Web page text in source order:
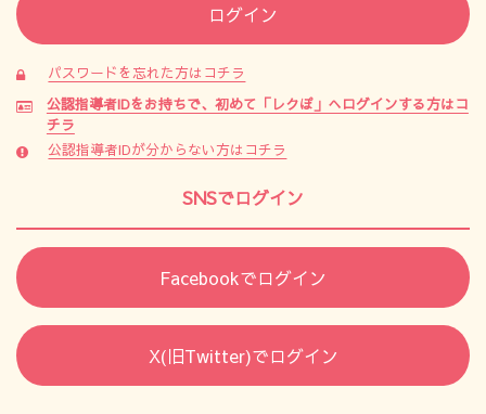
ログイン
パスワードを忘れた方はコチラ
公認指導者IDをお持ちで、初めて「レクぽ」へログインする方はコ
チラ
公認指導者IDが分からない方はコチラ
SNSでログイン
Facebookでログイン
X(旧Twitter)でログイン